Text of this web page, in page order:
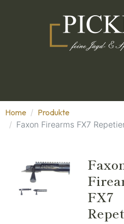
Home
Produkte
Faxon Firearms FX7
FX7